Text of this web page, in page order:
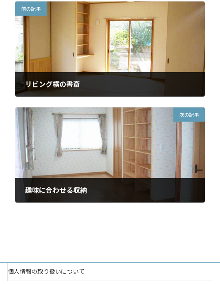
前の記事
リビング横の書斎
次の記事
趣味に合わせる収納
個人情報の取り扱いについて